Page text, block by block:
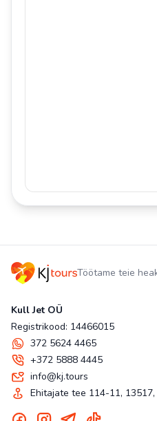
Töötame teie
Kull Jet OÜ
Registrikood: 14466015
372 5624 4465
+372 5888 4445
info@kj.tours
Ehitajate tee 114-11,